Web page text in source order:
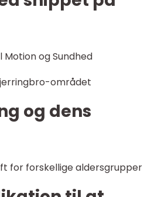
og Sundhed
området
og dens
for forskellige aldersgrupper